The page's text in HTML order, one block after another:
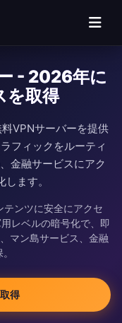
- 2026年に
を取得
VPNサーバーを提供
フィックをルーティ
金融サービスにアク
ます。
テンツに安全にアクセ
レベルの暗号化で、即
マン島サービス、金融
得